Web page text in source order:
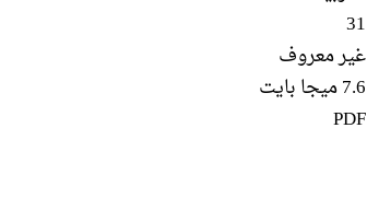
31
غير معروف
7.6 ميجا بايت
PDF